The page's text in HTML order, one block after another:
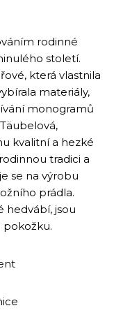
rodinné
století.
která vlastnila
materiály,
monogramů
kvalitní a hezké
tradici a
se na výrobu
prádla.
hedvábí, jsou
pokožku.